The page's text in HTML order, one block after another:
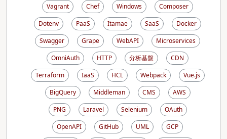
Vagrant
Chef Windows
Composer
Dotenv
PaaS Itamae SaaS
Docker
Swagger
Grape WebAPI
Microservices
OmniAuth
HTTP 分析基盤
CDN
Terraform
IaaS HCL Webpack
Vue.js
BigQuery
Middleman CMS
AWS
PNG
Laravel Selenium
OAuth
OpenAPI
GitHub UML
GCP